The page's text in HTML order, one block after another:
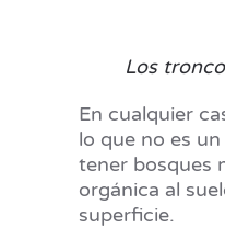
Los
En cualquier
lo que no es
tener bosques
orgánica al
superficie.